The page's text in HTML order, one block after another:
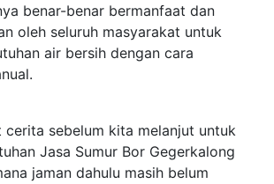
benar-benar bermanfaat dan
oleh seluruh masyarakat untuk
air bersih dengan cara
cerita sebelum kita melanjut untuk
Jasa Sumur Bor Gegerkalong
jaman dahulu masih belum